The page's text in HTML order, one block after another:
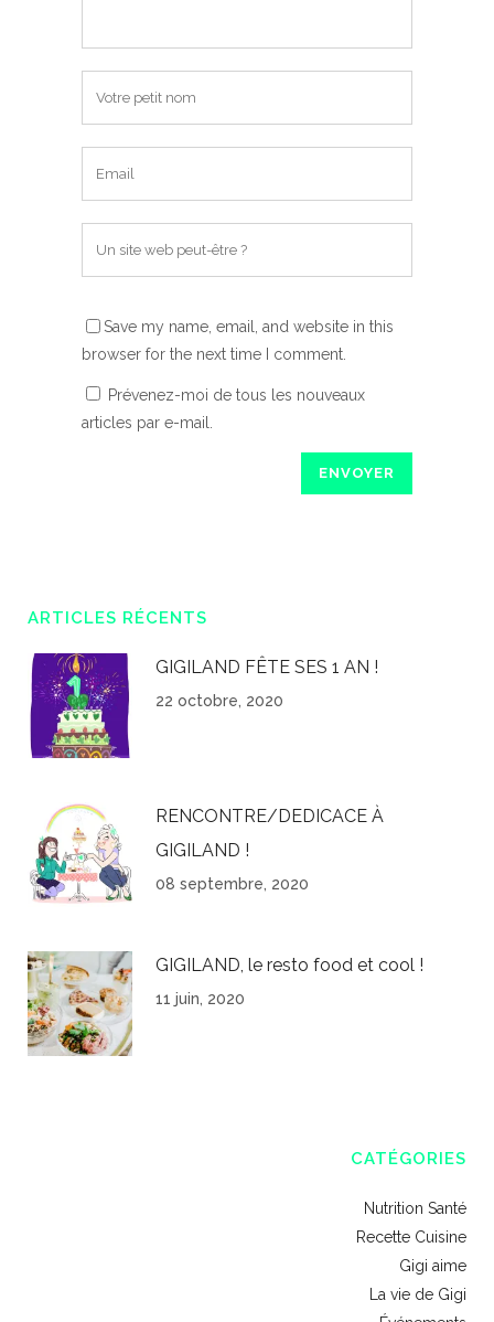
Save my name, email, and website in this
browser for the next time I comment.
Prévenez-moi de tous les nouveaux
articles par e-mail.
ARTICLES RÉCENTS
GIGILAND FÊTE SES 1 AN !
22 octobre, 2020
RENCONTRE/DEDICACE À
GIGILAND !
08 septembre, 2020
GIGILAND, le resto food et cool !
11 juin, 2020
CATÉGORIES
Nutrition Santé
Recette Cuisine
Gigi aime
La vie de Gigi